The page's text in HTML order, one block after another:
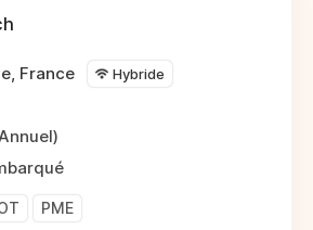
France Hybride
PME